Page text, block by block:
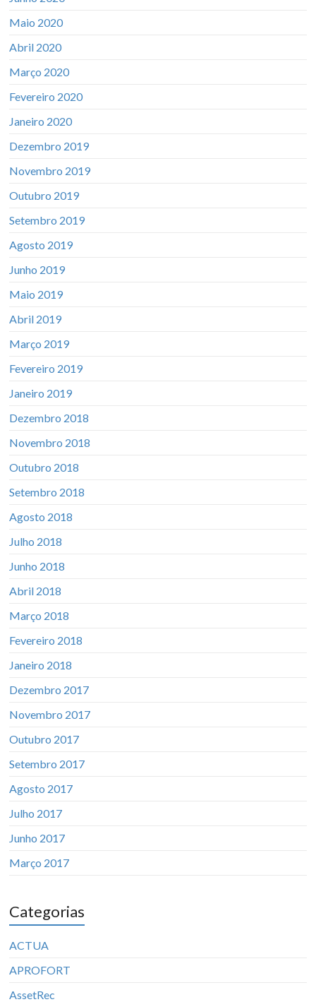
Maio 2020
Abril 2020
Março 2020
Fevereiro 2020
Janeiro 2020
Dezembro 2019
Novembro 2019
Outubro 2019
Setembro 2019
Agosto 2019
Junho 2019
Maio 2019
Abril 2019
Março 2019
Fevereiro 2019
Janeiro 2019
Dezembro 2018
Novembro 2018
Outubro 2018
Setembro 2018
Agosto 2018
Julho 2018
Junho 2018
Abril 2018
Março 2018
Fevereiro 2018
Janeiro 2018
Dezembro 2017
Novembro 2017
Outubro 2017
Setembro 2017
Agosto 2017
Julho 2017
Junho 2017
Março 2017
Categorias
ACTUA
APROFORT
AssetRec